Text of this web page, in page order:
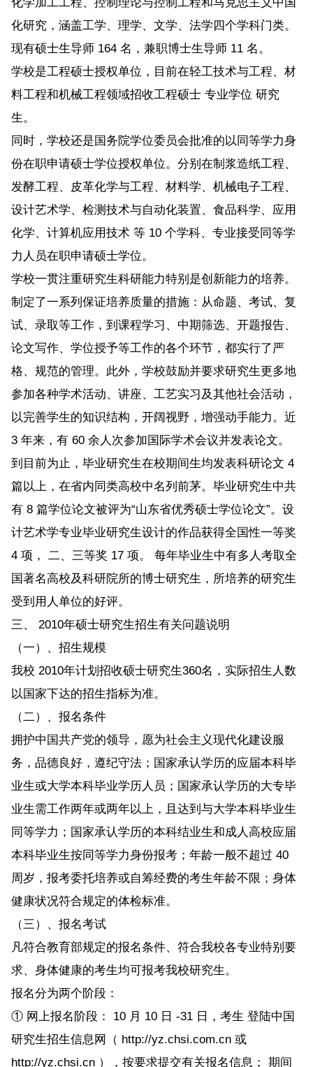
化研究，涵盖工学、理学、文学、法学四个学科门类。
现有硕士生导师 164 名，兼职博士生导师 11 名。
学校是工程硕士授权单位，目前在轻工技术与工程、材
料工程和机械工程领域招收工程硕士 专业学位 研究
生。
同时，学校还是国务院学位委员会批准的以同等学力身
份在职申请硕士学位授权单位。分别在制浆造纸工程、
发酵工程、皮革化学与工程、材料学、机械电子工程、
设计艺术学、检测技术与自动化装置、食品科学、应用
化学、计算机应用技术 等 10 个学科、专业接受同等学
力人员在职申请硕士学位。
学校一贯注重研究生科研能力特别是创新能力的培养。
制定了一系列保证培养质量的措施：从命题、考试、复
试、录取等工作，到课程学习、中期筛选、开题报告、
论文写作、学位授予等工作的各个环节，都实行了严
格、规范的管理。此外，学校鼓励并要求研究生更多地
参加各种学术活动、讲座、工艺实习及其他社会活动，
以完善学生的知识结构，开阔视野，增强动手能力。近
3 年来，有 60 余人次参加国际学术会议并发表论文。
到目前为止，毕业研究生在校期间生均发表科研论文 4
篇以上，在省内同类高校中名列前茅。毕业研究生中共
有 8 篇学位论文被评为“山东省优秀硕士学位论文”。设
计艺术学专业毕业研究生设计的作品获得全国性一等奖
4 项， 二、三等奖 17 项。 每年毕业生中有多人考取全
国著名高校及科研院所的博士研究生，所培养的研究生
受到用人单位的好评。
三、 2010年硕士研究生招生有关问题说明
（一）、招生规模
我校 2010年计划招收硕士研究生360名，实际招生人数
以国家下达的招生指标为准。
（二）、报名条件
拥护中国共产党的领导，愿为社会主义现代化建设服
务，品德良好，遵纪守法；国家承认学历的应届本科毕
业生或大学本科毕业学历人员；国家承认学历的大专毕
业生需工作两年或两年以上，且达到与大学本科毕业生
同等学力；国家承认学历的本科结业生和成人高校应届
本科毕业生按同等学力身份报考；年龄一般不超过 40
周岁，报考委托培养或自筹经费的考生年龄不限；身体
健康状况符合规定的体检标准。
（三）、报名考试
凡符合教育部规定的报名条件、符合我校各专业特别要
求、身体健康的考生均可报考我校研究生。
报名分为两个阶段：
① 网上报名阶段： 10 月 10 日 -31 日，考生 登陆中国
研究生招生信息网（ http://yz.chsi.com.cn 或
http://yz.chsi.cn ），按要求提交有关报名信息； 期间